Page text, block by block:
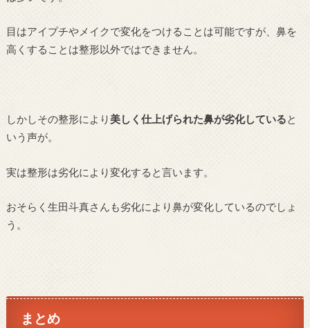
目はアイプチやメイクで変化をつけることは可能ですが、鼻を
高くすることは整形以外ではできません。
しかしその整形により美しく仕上げられた鼻が劣化していると
いう声が。
実は整形は劣化により変化すると言います。
おそらく生田斗真さんも劣化により鼻が変化しているのでしょ
う。
まとめ